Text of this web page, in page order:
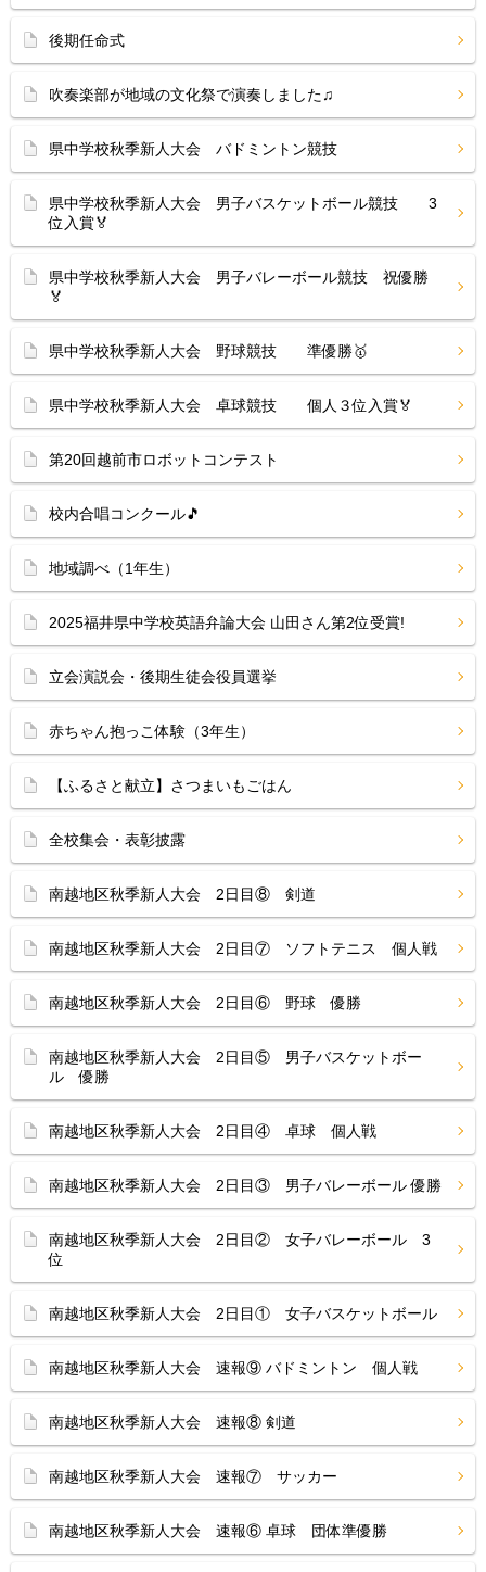
後期任命式
吹奏楽部が地域の文化祭で演奏しました♫
県中学校秋季新人大会 バドミントン競技
県中学校秋季新人大会 男子バスケットボール競技 3
位入賞🏅
県中学校秋季新人大会 男子バレーボール競技 祝優勝
🏅
県中学校秋季新人大会 野球競技 準優勝🥇
県中学校秋季新人大会 卓球競技 個人３位入賞🏅
第20回越前市ロボットコンテスト
校内合唱コンクール🎵
地域調べ（1年生）
2025福井県中学校英語弁論大会 山田さん第2位受賞!
立会演説会・後期生徒会役員選挙
赤ちゃん抱っこ体験（3年生）
【ふるさと献立】さつまいもごはん
全校集会・表彰披露
南越地区秋季新人大会 2日目⑧ 剣道
南越地区秋季新人大会 2日目⑦ ソフトテニス 個人戦
南越地区秋季新人大会 2日目⑥ 野球 優勝
南越地区秋季新人大会 2日目⑤ 男子バスケットボー
ル 優勝
南越地区秋季新人大会 2日目④ 卓球 個人戦
南越地区秋季新人大会 2日目③ 男子バレーボール 優勝
南越地区秋季新人大会 2日目② 女子バレーボール 3
位
南越地区秋季新人大会 2日目① 女子バスケットボール
南越地区秋季新人大会 速報⑨ バドミントン 個人戦
南越地区秋季新人大会 速報⑧ 剣道
南越地区秋季新人大会 速報⑦ サッカー
南越地区秋季新人大会 速報⑥ 卓球 団体準優勝